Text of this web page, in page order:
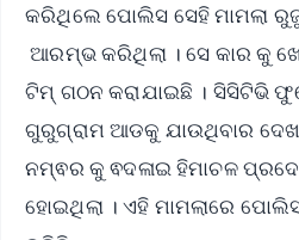
କରିଥିଲେ ପୋଲିସ ସେହି ମାମଲା
ଆରମ୍ଭ କରିଥିଲା । ସେ କାର କୁ
ଟିମ୍ ଗଠନ କରାଯାଇଛି । ସିସିଟିଭି
ଗୁରୁଗ୍ରାମ ଆଡକୁ ଯାଉଥିବାର
ନମ୍ଵର କୁ ଵଦଳାଇ ହିମାଚଳ
ହୋଇଥିଲା । ଏହି ମାମଲାରେ